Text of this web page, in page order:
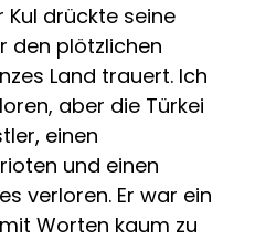
Kul drückte seine
den plötzlichen
Land trauert. Ich
aber die Türkei
einen
und einen
verloren. Er war ein
Worten kaum zu